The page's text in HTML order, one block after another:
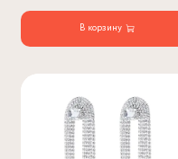
В корзину